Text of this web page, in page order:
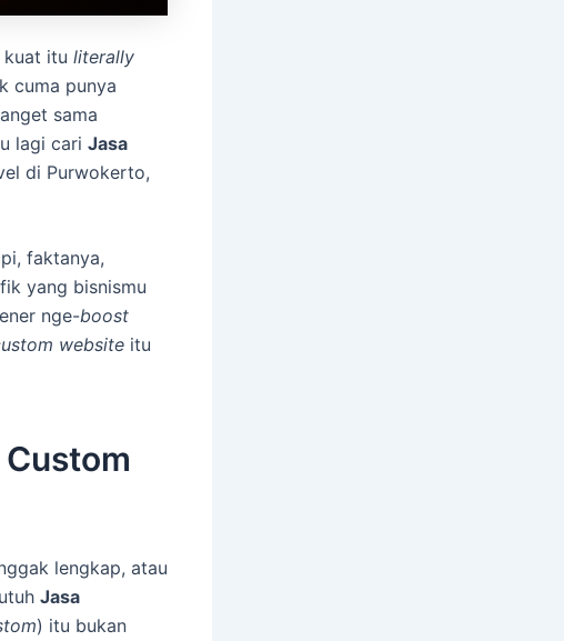
kuat itu literally
cuma punya
sama
lagi cari Jasa
di Purwokerto,
faktanya,
yang bisnismu
nge-boost
website itu
lengkap, atau
Jasa
) itu bukan